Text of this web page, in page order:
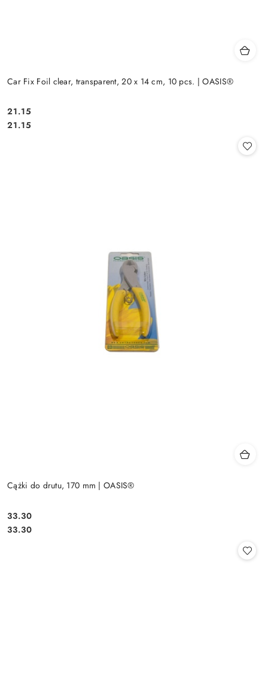
Car Fix Foil clear, transparent, 20 x 14 cm, 10 pcs. | OASIS®
Cena:
21.15
Cena:
21.15
Cążki do drutu, 170 mm | OASIS®
Cena:
33.30
Cena:
33.30